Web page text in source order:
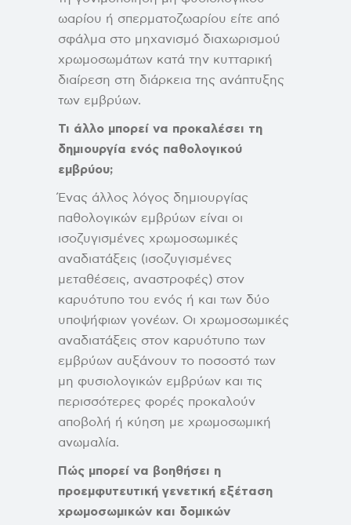
ωαρίου ή σπερματοζωαρίου είτε από
σφάλμα στο μηχανισμό διαχωρισμού
χρωμοσωμάτων κατά την κυτταρική
διαίρεση στη διάρκεια της ανάπτυξης
των εμβρύων.
Τι άλλο μπορεί να προκαλέσει τη
δημιουργία ενός παθολογικού
εμβρύου;
Ένας άλλος λόγος δημιουργίας
παθολογικών εμβρύων είναι οι
ισοζυγισμένες χρωμοσωμικές
αναδιατάξεις (ισοζυγισμένες
μεταθέσεις, αναστροφές) στον
καρυότυπο του ενός ή και των δύο
υποψήφιων γονέων. Οι χρωμοσωμικές
αναδιατάξεις στον καρυότυπο των
εμβρύων αυξάνουν το ποσοστό των
μη φυσιολογικών εμβρύων και τις
περισσότερες φορές προκαλούν
αποβολή ή κύηση με χρωμοσωμική
ανωμαλία.
Πώς μπορεί να βοηθήσει η
προεμφυτευτική γενετική εξέταση
χρωμοσωμικών και δομικών